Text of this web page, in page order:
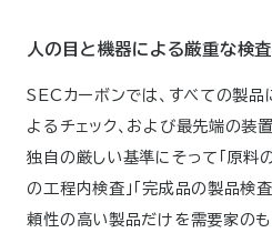
人の目と機器による厳重な検
SECカーボンでは、すべての製品
よるチェック、および最先端の装
独自の厳しい基準にそって「原料
の工程内検査」「完成品の製品検
頼性の高い製品だけを需要家のも